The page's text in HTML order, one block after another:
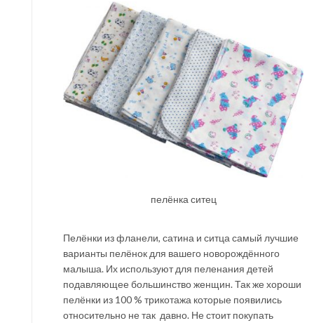
пелёнка ситец
Пелёнки из фланели, сатина и ситца самый лучшие
варианты пелёнок для вашего новорождённого
малыша. Их используют для пеленания детей
подавляющее большинство женщин. Так же хороши
пелёнки из 100 % трикотажа которые появились
относительно не так давно. Не стоит покупать